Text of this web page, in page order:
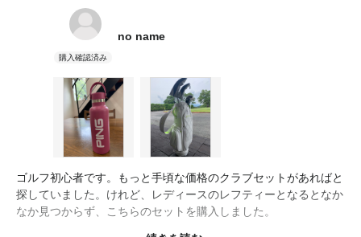
no name
ゴルフ初心者です。もっと手頃な価格のクラブセットがあればと
探していました。けれど、レディースのレフティーとなるとなか
なか見つからず、こちらのセットを購入しました。